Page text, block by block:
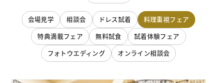
会場見学 相談会 ドレス試着
料理重視フェア
特典満載フェア
無料試食
試着体験フェア
フォトウエディング
オンライン相談会